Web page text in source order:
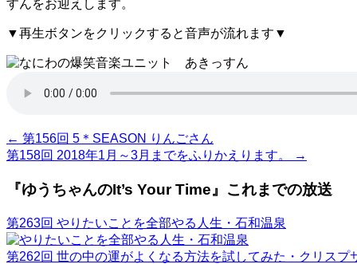
すんをお迎えします。
▼再生ボタンをクリックすると音声が流れます▼
← 第156回 5＊SEASON りんごさん
第158回 2018年1月～3月までをふりかえります。
→
『ゆうちゃんのIt’s Your Time』これまでの放送
第263回 やりたいことを全部やる人生・石和温泉
第262回 世の中の運がよくなる方法を試してみた・クリスプ